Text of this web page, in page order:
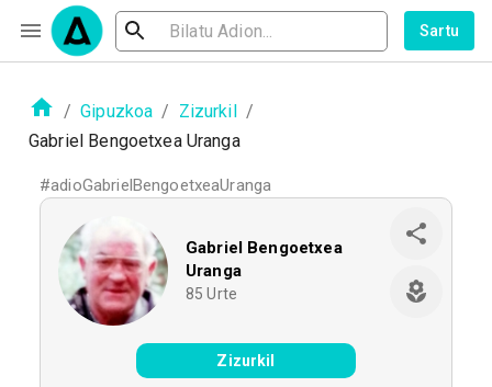
Sartu
/ Gipuzkoa / Zizurkil /
Gabriel Bengoetxea Uranga
#adioGabrielBengoetxeaUranga
Gabriel Bengoetxea
Uranga
85 Urte
Zizurkil